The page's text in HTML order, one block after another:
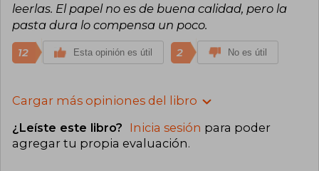
leerlas. El papel no es de buena calidad, pero la
pasta dura lo compensa un poco.
12 Esta opinión es útil 2 No es útil
Cargar más opiniones del libro
¿Leíste este libro? Inicia sesión para poder
agregar tu propia evaluación.